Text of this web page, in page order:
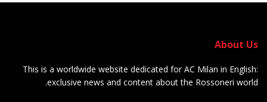
About Us
This is a worldwide website dedicated for AC Milan in English:
exclusive news and content about the Rossoneri world.